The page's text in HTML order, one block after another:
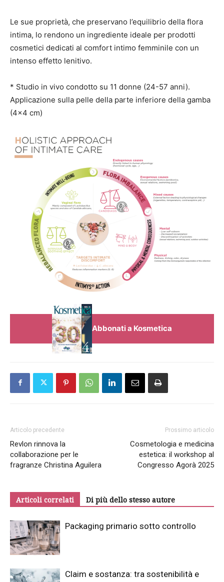
Le sue proprietà, che preservano l’equilibrio della flora
intima, lo rendono un ingrediente ideale per prodotti
cosmetici dedicati al comfort intimo femminile con un
intenso effetto lenitivo.
* Studio in vivo condotto su 11 donne (24-57 anni).
Applicazione sulla pelle della parte inferiore della gamba
(4×4 cm)
Abbonati a Kosmetica
Articolo precedente
Revlon rinnova la
collaborazione per le
fragranze Christina Aguilera
Prossimo articolo
Cosmetologia e medicina
estetica: il workshop al
Congresso Agorà 2025
Articoli correlati Di più dello stesso autore
Packaging primario sotto controllo
Claim e sostanza: tra sostenibilità e